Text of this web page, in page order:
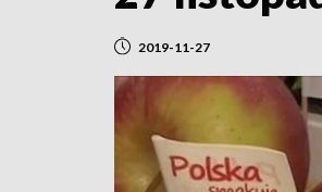
2019-11-27